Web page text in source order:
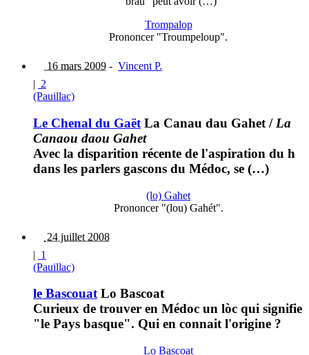
Trompalop
Prononcer "Troumpeloup".
16 mars 2009 - Vincent P.
| 2
(Pauillac)
Le Chenal du Gaët La Canau dau Gahet / La
Canaou daou Gahet
Avec la disparition récente de l'aspiration du h
dans les parlers gascons du Médoc, se (…)
(lo) Gahet
Prononcer "(lou) Gahét".
24 juillet 2008
| 1
(Pauillac)
le BascouatLo Bascoat
Curieux de trouver en Médoc un lòc qui signifie
"le Pays basque". Qui en connait l'origine ?
Lo Bascoat